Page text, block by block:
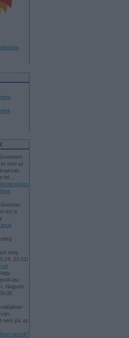
adni az
fel ...
ezt a
meg
23:33)
vel
podcast
t. Nagyon
nem jók az
viccelj?